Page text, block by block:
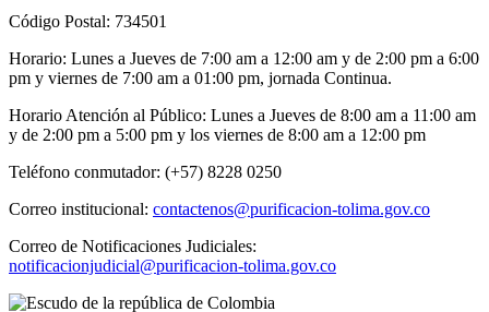
Código Postal: 734501
Horario: Lunes a Jueves de 7:00 am a 12:00 am y de 2:00 pm a 6:00
pm y viernes de 7:00 am a 01:00 pm, jornada Continua.
Horario Atención al Público: Lunes a Jueves de 8:00 am a 11:00 am
y de 2:00 pm a 5:00 pm y los viernes de 8:00 am a 12:00 pm
Teléfono conmutador: (+57) 8228 0250
Correo institucional: contactenos@purificacion-tolima.gov.co
Correo de Notificaciones Judiciales:
notificacionjudicial@purificacion-tolima.gov.co